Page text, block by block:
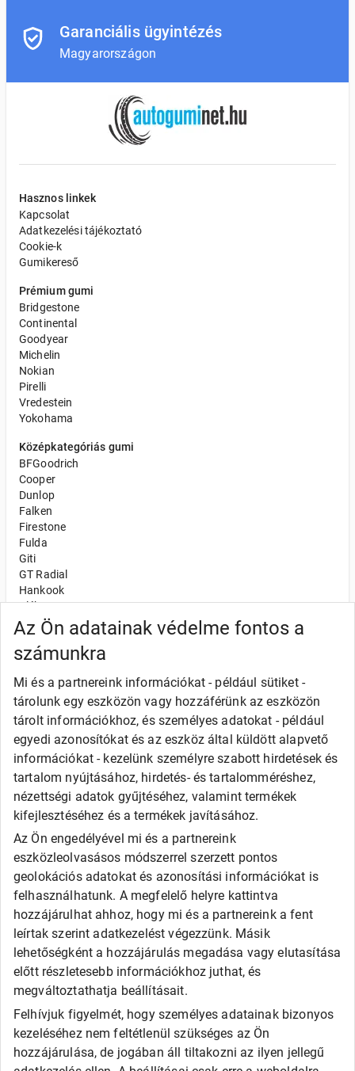
Az Ön adatainak védelme fontos a
számunkra
Mi és a partnereink információkat - például sütiket -
tárolunk egy eszközön vagy hozzáférünk az eszközön
tárolt információkhoz, és személyes adatokat - például
egyedi azonosítókat és az eszköz által küldött alapvető
információkat - kezelünk személyre szabott hirdetések és
tartalom nyújtásához, hirdetés- és tartalomméréshez,
nézettségi adatok gyűjtéséhez, valamint termékek
kifejlesztéséhez és a termékek javításához.
Az Ön engedélyével mi és a partnereink
eszközleolvasásos módszerrel szerzett pontos
geolokációs adatokat és azonosítási információkat is
felhasználhatunk. A megfelelő helyre kattintva
hozzájárulhat ahhoz, hogy mi és a partnereink a fent
leírtak szerint adatkezelést végezzünk. Másik
lehetőségként a hozzájárulás megadása vagy elutasítása
előtt részletesebb információkhoz juthat, és
megváltoztathatja beállításait.
Felhívjuk figyelmét, hogy személyes adatainak bizonyos
kezeléséhez nem feltétlenül szükséges az Ön
hozzájárulása, de jogában áll tiltakozni az ilyen jellegű
Garanciális ügyintézés
Magyarországon
Hasznos linkek
Kapcsolat
Adatkezelési tájékoztató
Cookie-k
Gumikereső
Prémium gumi
Bridgestone
Continental
Goodyear
Michelin
Nokian
Pirelli
Vredestein
Yokohama
Középkategóriás gumi
BFGoodrich
Cooper
Dunlop
Falken
Firestone
Fulda
Giti
GT Radial
Hankook
Kléber
Kumho
Nexen
Semperit
Uniroyal
Olcsó gumi
Apollo
Barum
Debica
Fortune
General
Goodride
Kingstar
Laufenn
LEAO
Matador
Roadx
Rovelo
Runway
Sailun
SECURITY
Taurus
Tigar
Triangle
Viking